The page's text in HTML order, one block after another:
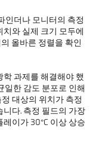
인더나 모니터의 측정
와 실제 크기 모두에
올바른 정렬을 확인
과제를 해결해야 했
일한 감도 분포로 인해
대상의 위치가 측정
다. 측정 필드의 가장
이가 30°C 이상 상승